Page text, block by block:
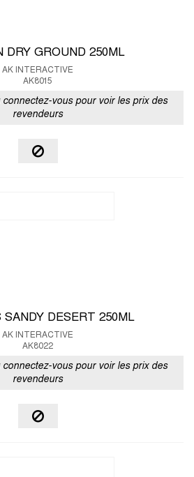
DRY GROUND 250ML
AK INTERACTIVE
AK8015
connectez-vous pour voir les prix des
revendeurs
SANDY DESERT 250ML
AK INTERACTIVE
AK8022
connectez-vous pour voir les prix des
revendeurs